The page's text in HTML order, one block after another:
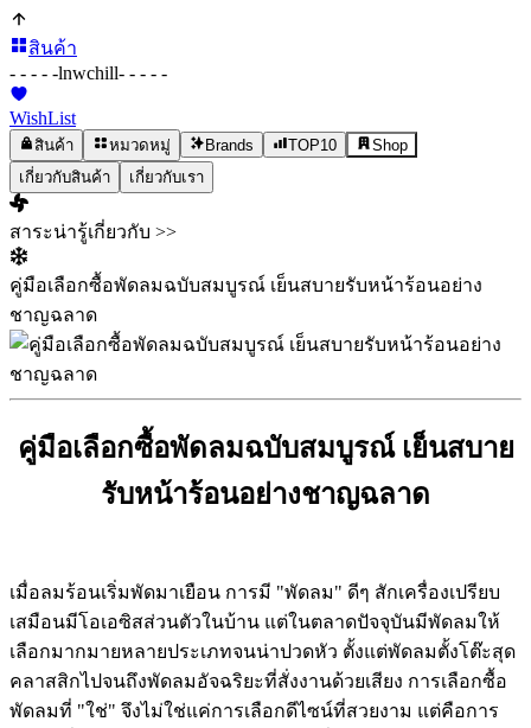
สินค้า
- - - - -lnwchill- - - - -
WishList
สินค้า หมวดหมู่ Brands TOP10
Shop
เกี่ยวกับสินค้า
เกี่ยวกับเรา
สาระน่ารู้เกี่ยวกับ >>
คู่มือเลือกซื้อพัดลมฉบับสมบูรณ์ เย็นสบายรับหน้าร้อนอย่าง
ชาญฉลาด
คู่มือเลือกซื้อพัดลมฉบับสมบูรณ์ เย็นสบาย
รับหน้าร้อนอย่างชาญฉลาด
เมื่อลมร้อนเริ่มพัดมาเยือน การมี "พัดลม" ดีๆ สักเครื่องเปรียบ
เสมือนมีโอเอซิสส่วนตัวในบ้าน แต่ในตลาดปัจจุบันมีพัดลมให้
เลือกมากมายหลายประเภทจนน่าปวดหัว ตั้งแต่พัดลมตั้งโต๊ะสุด
คลาสสิกไปจนถึงพัดลมอัจฉริยะที่สั่งงานด้วยเสียง การเลือกซื้อ
พัดลมที่ "ใช่" จึงไม่ใช่แค่การเลือกดีไซน์ที่สวยงาม แต่คือการ